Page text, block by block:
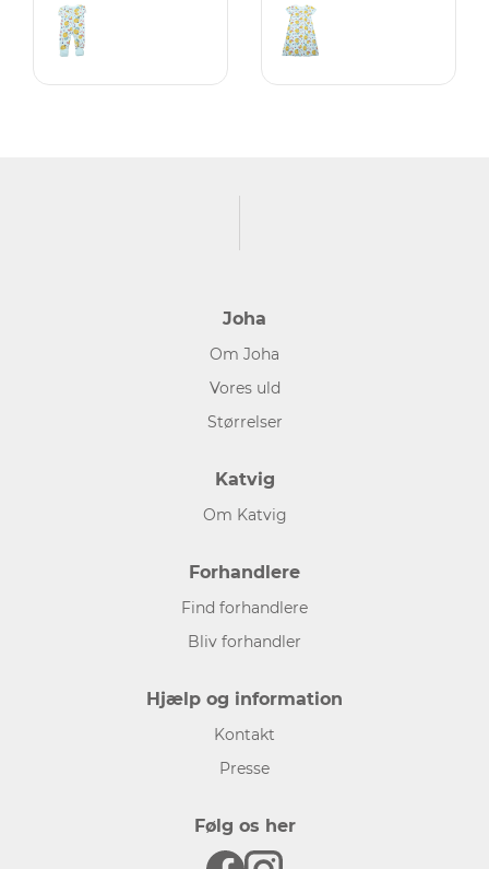
Joha
Om Joha
Vores uld
Størrelser
Katvig
Om Katvig
Forhandlere
Find forhandlere
Bliv forhandler
Hjælp og information
Kontakt
Presse
Følg os her